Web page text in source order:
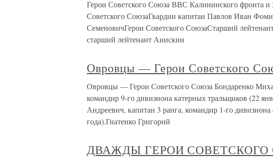
Герои Советского Союза ВВС Калининского фронта
Советского СоюзаГвардии капитан Павлов Иван
СеменовичГерои Советского СоюзаСтарший
старший лейтенант Анискин
Овровцы — Герои Советского
Овровцы — Герои Советского Союза Бондаренко
командир 9-го дивизиона катерных тральщиков (22
Андреевич, капитан 3 ранга, командир 1-го
года).Гнатенко Григорий
ДВАЖДЫ ГЕРОИ